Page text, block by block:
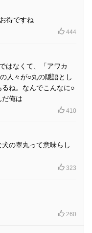
得ですね
444
はなくて、「アワカ
人々が○丸の隠語とし
ね。なんでこんなに○
だ俺は
410
の睾丸って意味らし
323
260